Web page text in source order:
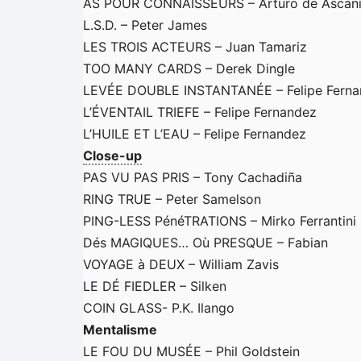
AS POUR CONNAISSEURS – Arturo de
L.S.D. – Peter James
LES TROIS ACTEURS – Juan Tamariz
TOO MANY CARDS – Derek Dingle
LEVÉE DOUBLE INSTANTANÉE – Felipe
L’ÉVENTAIL TRIEFE – Felipe Fernandez
L’HUILE ET L’EAU – Felipe Fernandez
Close-up
PAS VU PAS PRIS – Tony Cachadiña
RING TRUE – Peter Samelson
PING-LESS PénéTRATIONS – Mirko Ferrantini
Dés MAGIQUES… Où PRESQUE – Fabian
VOYAGE à DEUX – William Zavis
LE DÉ FIEDLER – Silken
COIN GLASS- P.K. Ilango
Mentalisme
LE FOU DU MUSÉE – Phil Goldstein